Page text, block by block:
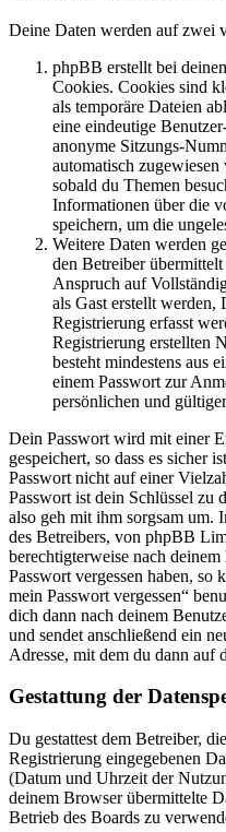
Deine Daten werden auf zwei
phpBB erstellt bei
Cookies. Cookies sind
als temporäre Dateien
eine eindeutige
anonyme Sitzungs-
automatisch
sobald du Themen
Informationen über die
speichern, um die
Weitere Daten werden
den Betreiber
Anspruch auf
als Gast erstellt werden,
Registrierung erfasst
Registrierung erstellten
besteht mindestens aus
einem Passwort zur
persönlichen und
Dein Passwort wird mit einer
gespeichert, so dass es sicher
Passwort nicht auf einer
Passwort ist dein Schlüssel zu
also geh mit ihm sorgsam um.
des Betreibers, von phpBB
berechtigterweise nach
Passwort vergessen haben, so
mein Passwort vergessen“
dich dann nach deinem
und sendet anschließend ein
Adresse, mit dem du dann auf
Gestattung der
Du gestattest dem Betreiber,
Registrierung eingegebenen
(Datum und Uhrzeit der
deinem Browser übermittelte
Betrieb des Boards zu